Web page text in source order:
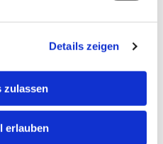
Details zeigen
zulassen
erlauben